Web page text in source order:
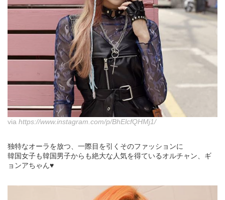
via https://www.instagram.com/p/BhElcfQHMj1/
独特なオーラを放つ、一際目を引くそのファッションに
韓国女子も韓国男子からも絶大な人気を得ているオルチャン、ギ
ョンアちゃん♥